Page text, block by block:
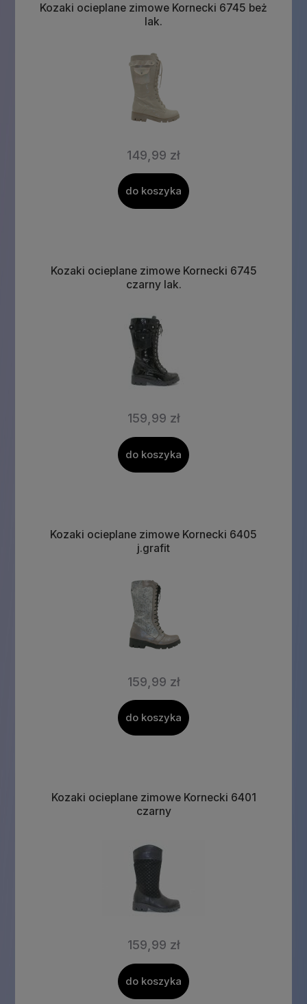
Kozaki ocieplane zimowe Kornecki 6745 beż
lak.
149,99 zł
do koszyka
Kozaki ocieplane zimowe Kornecki 6745
czarny lak.
159,99 zł
do koszyka
Kozaki ocieplane zimowe Kornecki 6405
j.grafit
159,99 zł
do koszyka
Kozaki ocieplane zimowe Kornecki 6401
czarny
159,99 zł
do koszyka